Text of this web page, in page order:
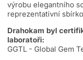
výrobu elegantního
reprezentativní
Drahokam byl
laboratoři:
GGTL - Global Gem